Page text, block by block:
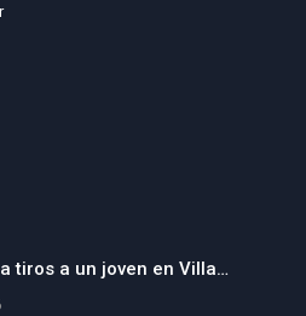
tiros a un joven en Villa…